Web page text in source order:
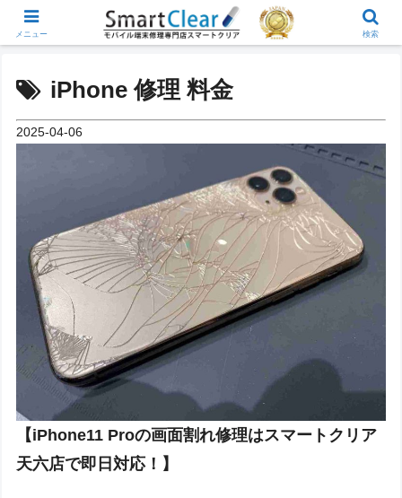
iPhone 修理 料金
2025-04-06
【iPhone11 Proの画面割れ修理はスマートクリア
天六店で即日対応！】
メニュー 検索